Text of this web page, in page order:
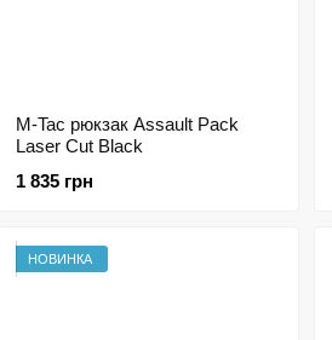
M-Tac рюкзак Assault Pack
Laser Cut Black
1 835 грн
НОВИНКА